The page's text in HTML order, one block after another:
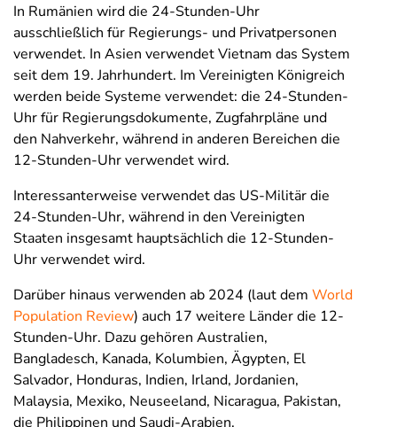
In Rumänien wird die 24-Stunden-Uhr
ausschließlich für Regierungs- und Privatpersonen
verwendet. In Asien verwendet Vietnam das System
seit dem 19. Jahrhundert. Im Vereinigten Königreich
werden beide Systeme verwendet: die 24-Stunden-
Uhr für Regierungsdokumente, Zugfahrpläne und
den Nahverkehr, während in anderen Bereichen die
12-Stunden-Uhr verwendet wird.
Interessanterweise verwendet das US-Militär die
24-Stunden-Uhr, während in den Vereinigten
Staaten insgesamt hauptsächlich die 12-Stunden-
Uhr verwendet wird.
Darüber hinaus verwenden ab 2024 (laut dem World
Population Review) auch 17 weitere Länder die 12-
Stunden-Uhr. Dazu gehören Australien,
Bangladesch, Kanada, Kolumbien, Ägypten, El
Salvador, Honduras, Indien, Irland, Jordanien,
Malaysia, Mexiko, Neuseeland, Nicaragua, Pakistan,
die Philippinen und Saudi-Arabien.